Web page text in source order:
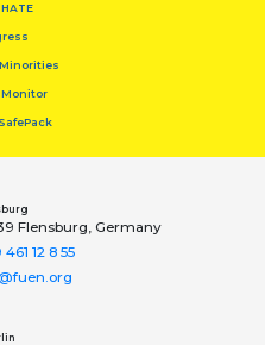
Flensburg, Germany
12 8 55